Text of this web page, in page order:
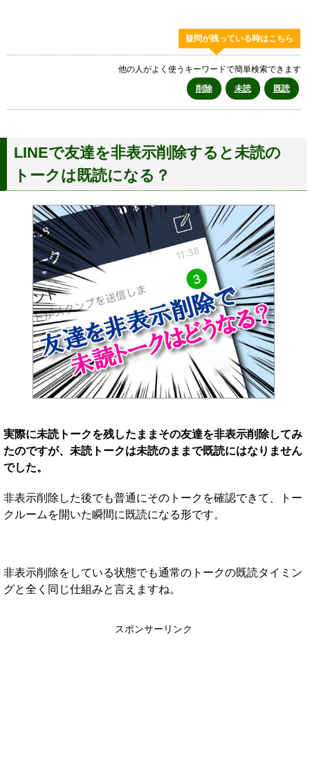
疑問が残っている時はこちら
他の人がよく使うキーワードで簡単検索できます
削除
未読 既読
LINEで友達を非表示削除すると未読の
トークは既読になる？
実際に未読トークを残したままその友達を非表示削除してみ
たのですが、未読トークは未読のままで既読にはなりません
でした。
非表示削除した後でも普通にそのトークを確認できて、トー
クルームを開いた瞬間に既読になる形です。
非表示削除をしている状態でも通常のトークの既読タイミン
グと全く同じ仕組みと言えますね。
スポンサーリンク